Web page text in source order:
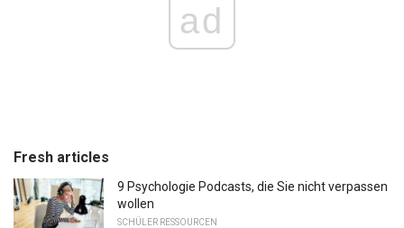
ad
Fresh articles
9 Psychologie Podcasts, die Sie nicht verpassen
wollen
SCHÜLER RESSOURCEN